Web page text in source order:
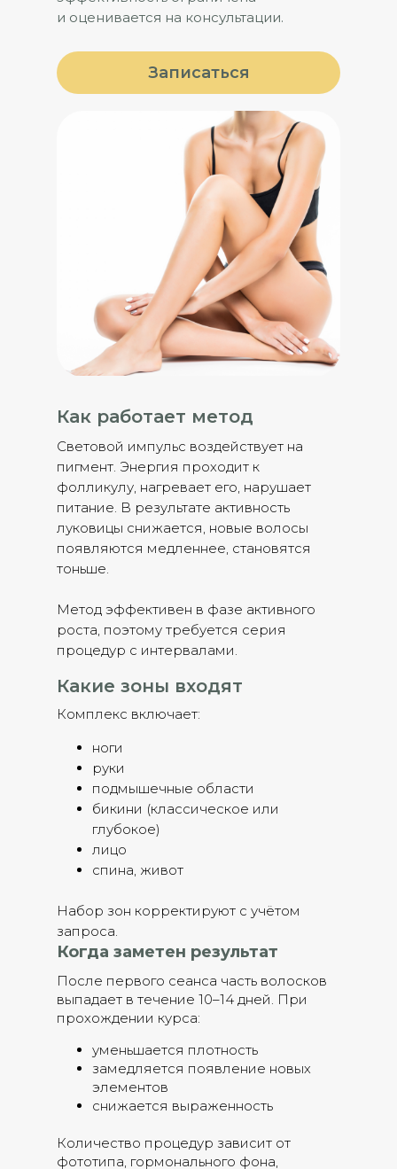
Записаться
и оценивается на консультации.
Как работает метод
Световой импульс воздействует на
пигмент. Энергия проходит к
фолликулу, нагревает его, нарушает
питание. В результате активность
луковицы снижается, новые волосы
появляются медленнее, становятся
тоньше.
Метод эффективен в фазе активного
роста, поэтому требуется серия
процедур с интервалами.
Какие зоны входят
Комплекс включает:
ноги
руки
подмышечные области
бикини (классическое или
глубокое)
лицо
спина, живот
Набор зон корректируют с учётом
запроса.
После первого сеанса часть волосков
выпадает в течение 10–14 дней. При
прохождении курса:
уменьшается плотность
замедляется появление новых
элементов
снижается выраженность
Количество процедур зависит от
фототипа, гормонального фона,
Когда заметен результат